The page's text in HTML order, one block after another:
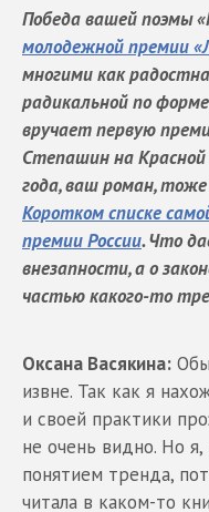
Победа вашей поэмы
молодежной премии
многими как
радикальной по
вручает первую
Степашин на Красной
года, ваш роман, тоже
Коротком списке
премии России. Что
внезапности, а о
частью какого-то
Оксана Васякина:
извне. Так как я
и своей практики
не очень видно. Но
понятием тренда,
читала в каком-то